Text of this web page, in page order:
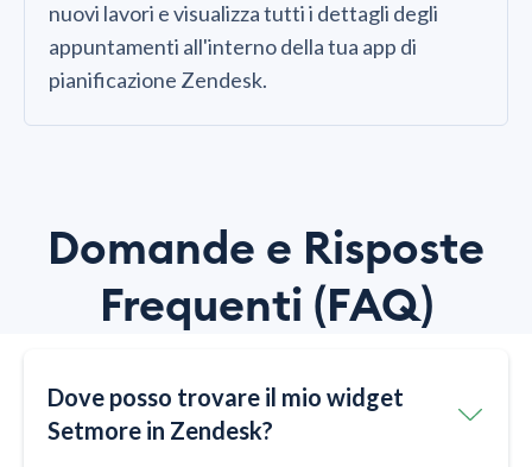
nuovi lavori e visualizza tutti i dettagli degli
appuntamenti all'interno della tua app di
pianificazione Zendesk.
Domande e Risposte
Frequenti (FAQ)
Dove posso trovare il mio widget
Setmore in Zendesk?